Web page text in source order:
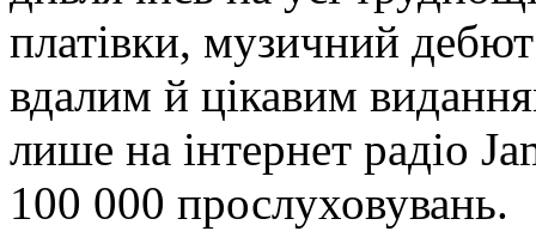
платівки, музичний
вдалим й цікавим
лише на інтернет радіо
100 000 прослуховувань.